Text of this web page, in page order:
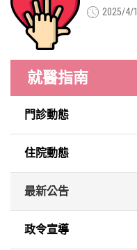
2025/4/1
就醫指南
門診動態
住院動態
最新公告
政令宣導